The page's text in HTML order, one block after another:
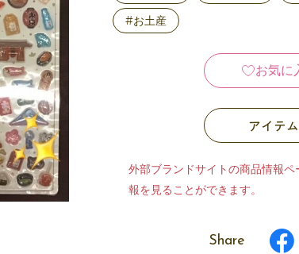
#お土産
お気に
アイテ
外部ブランドサイトの商品情報
報を見ることができます。
Share